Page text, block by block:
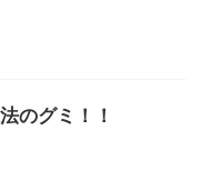
のグミ！！